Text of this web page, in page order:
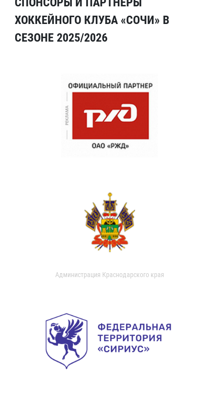
ХОККЕЙНОГО КЛУБА «СОЧИ» В
СЕЗОНЕ 2025/2026
Администрация Краснодарского края